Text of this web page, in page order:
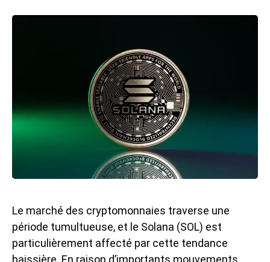
Le marché des cryptomonnaies traverse une
période tumultueuse, et le Solana (SOL) est
particulièrement affecté par cette tendance
baissière. En raison d’importants mouvements